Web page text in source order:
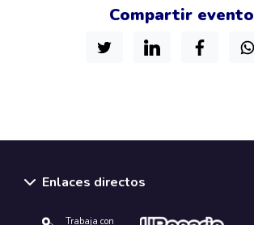
Compartir evento
Enlaces directos
Trabaja con